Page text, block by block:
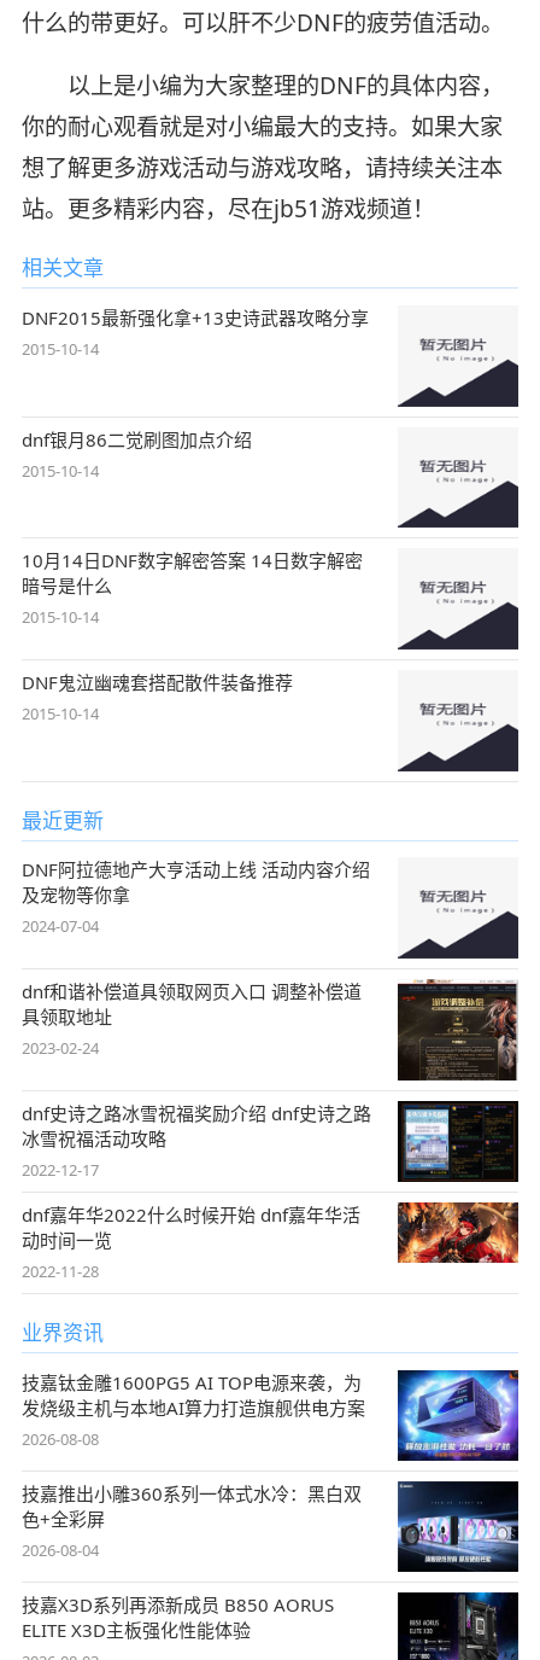
什么的带更好。可以肝不少DNF的疲劳值活动。
以上是小编为大家整理的DNF的具体内容，
你的耐心观看就是对小编最大的支持。如果大家
想了解更多游戏活动与游戏攻略，请持续关注本
站。更多精彩内容，尽在jb51游戏频道！
相关文章
DNF2015最新强化拿+13史诗武器攻略分享
2015-10-14
dnf银月86二觉刷图加点介绍
2015-10-14
10月14日DNF数字解密答案 14日数字解密
暗号是什么
2015-10-14
DNF鬼泣幽魂套搭配散件装备推荐
2015-10-14
最近更新
DNF阿拉德地产大亨活动上线 活动内容介绍
及宠物等你拿
2024-07-04
dnf和谐补偿道具领取网页入口 调整补偿道
具领取地址
2023-02-24
dnf史诗之路冰雪祝福奖励介绍 dnf史诗之路
冰雪祝福活动攻略
2022-12-17
dnf嘉年华2022什么时候开始 dnf嘉年华活
动时间一览
2022-11-28
业界资讯
技嘉钛金雕1600PG5 AI TOP电源来袭，为
发烧级主机与本地AI算力打造旗舰供电方案
2026-08-08
技嘉推出小雕360系列一体式水冷：黑白双
色+全彩屏
2026-08-04
技嘉X3D系列再添新成员 B850 AORUS
ELITE X3D主板强化性能体验